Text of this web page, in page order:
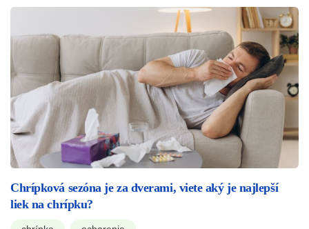
Chrípková sezóna je za dverami, viete aký je najlepší
liek na chrípku?